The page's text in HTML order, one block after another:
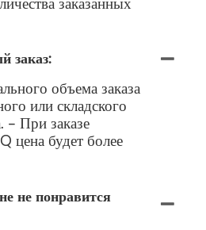
заказ:
объема заказа
или складского
- При заказе
цена будет более
не понравится